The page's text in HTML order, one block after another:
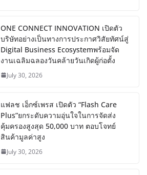
ONE CONNECT INNOVATION เปิดตัว
บริษัทอย่างเป็นทางการประกาศวิสัยทัศน์สู่
Digital Business Ecosystemพร้อมจัด
งานเฉลิมฉลองวันคล้ายวันเกิดผู้ก่อตั้ง
July 30, 2026
แฟลช เอ็กซ์เพรส เปิดตัว “Flash Care
Plus”ยกระดับความอุ่นใจในการจัดส่ง
คุ้มครองสูงสุด 50,000 บาท ตอบโจทย์
สินค้ามูลค่าสูง
July 30, 2026